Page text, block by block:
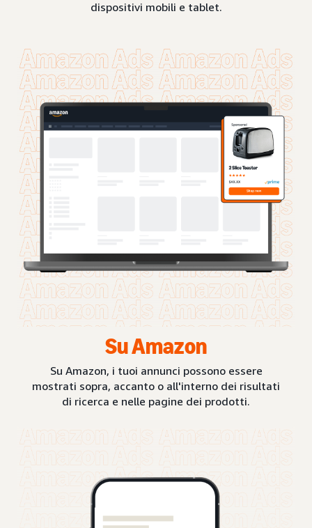
dispositivi mobili e tablet.
Su Amazon
Su Amazon, i tuoi annunci possono essere
mostrati sopra, accanto o all'interno dei risultati
di ricerca e nelle pagine dei prodotti.